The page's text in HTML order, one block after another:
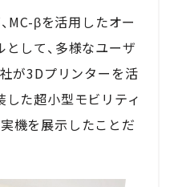
MC-βを活用したオー
して、多様なユーザ
が3Dプリンターを活
た超小型モビリティ
機を展示したことだ